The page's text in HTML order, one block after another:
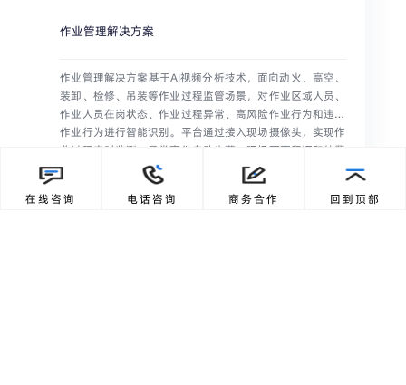
作业管理解决方案
作业管理解决方案基于AI视频分析技术，面向动火、高空、
装卸、检修、吊装等作业过程监管场景，对作业区域人员、
作业人员在岗状态、作业过程异常、高风险作业行为和违规
作业行为进行智能识别。平台通过接入现场摄像头，实现作
业过程实时监测、异常事件自动告警、现场画面留证和处置
闭环管理，帮助企业提升作业安全管控能力。
在线咨询 电话咨询 商务合作 回到顶部